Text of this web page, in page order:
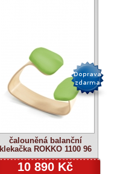
čalouněná balanční
klekačka ROKKO 1100 96
10 890 Kč